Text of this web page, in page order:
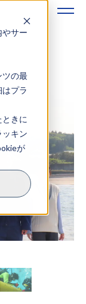
サー
ツの最
プラ
きに
キン
が